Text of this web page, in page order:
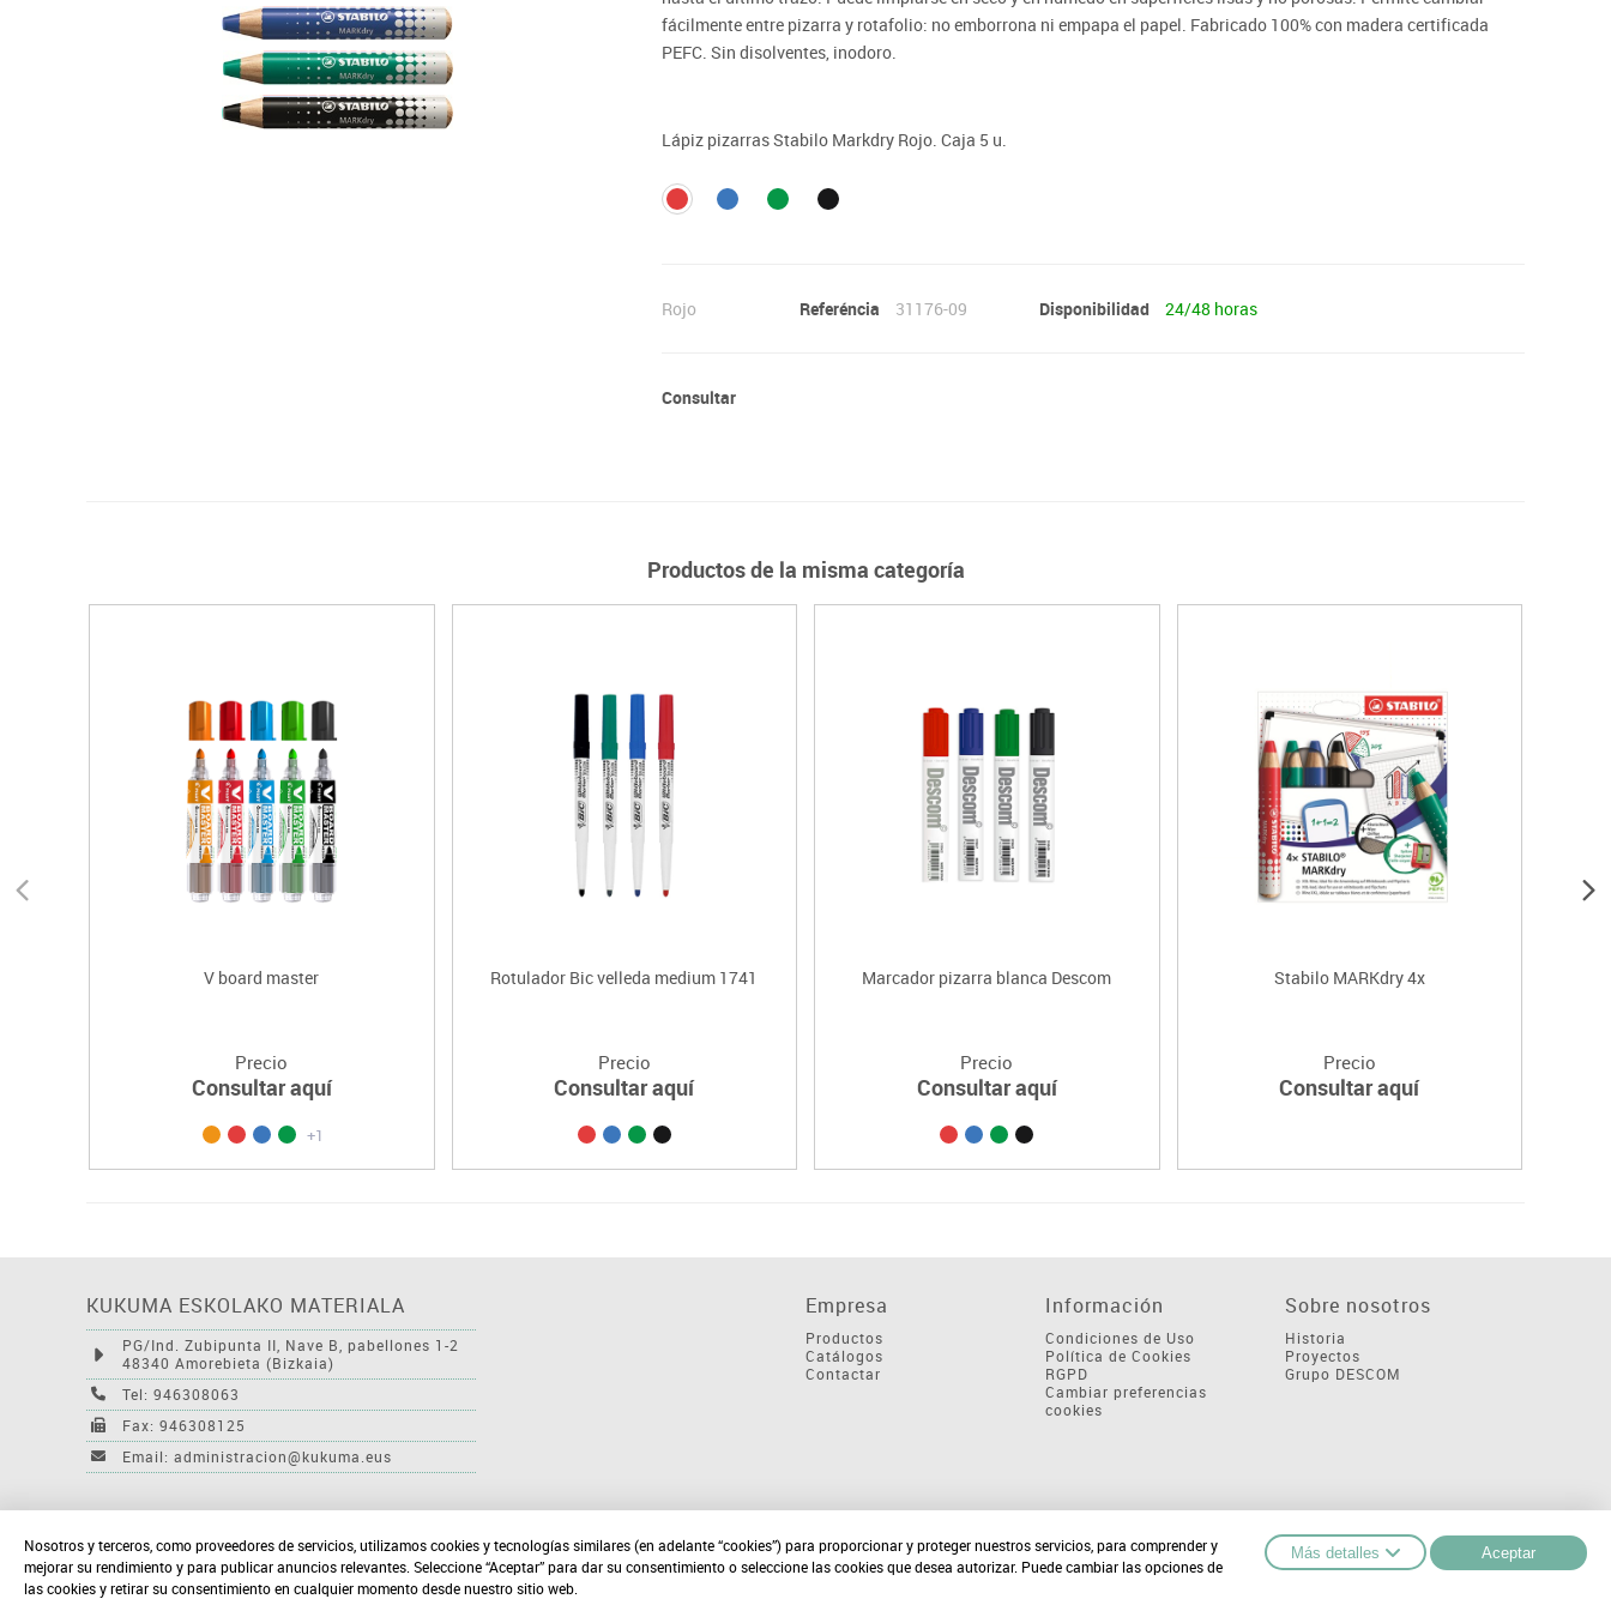
Plastifica, encuaderna, destruye
Papel y manipulados
Lenguaje & idiomas
fácilmente entre pizarra y rotafolio: no emborrona ni empapa el papel. Fabricado 100% con madera certificada
PEFC. Sin disolventes, inodoro.
Lápiz pizarras Stabilo Markdry Rojo. Caja 5 u.
Rojo Referéncia 31176-09 Disponibilidad 24/48 horas
Consultar
Productos de la misma categoría
V board master
Precio
Consultar aquí
+1
Rotulador Bic velleda medium 1741
Precio
Consultar aquí
Marcador pizarra blanca Descom
Precio
Consultar aquí
Stabilo MARKdry 4x
Precio
Consultar aquí
KUKUMA ESKOLAKO MATERIALA
PG/Ind. Zubipunta II, Nave B, pabellones 1-2
48340 Amorebieta (Bizkaia)
Tel: 946308063
Fax: 946308125
Email: administracion@kukuma.eus
Empresa
Productos
Catálogos
Contactar
Información
Condiciones de Uso
Política de Cookies
RGPD
Cambiar preferencias
cookies
Sobre nosotros
Historia
Proyectos
Grupo DESCOM
Nosotros y terceros, como proveedores de servicios, utilizamos cookies y tecnologías similares (en adelante “cookies”) para proporcionar y proteger nuestros servicios, para comprender y
mejorar su rendimiento y para publicar anuncios relevantes. Seleccione “Aceptar” para dar su consentimiento o seleccione las cookies que desea autorizar. Puede cambiar las opciones de
las cookies y retirar su consentimiento en cualquier momento desde nuestro sitio web.
Más detalles Aceptar